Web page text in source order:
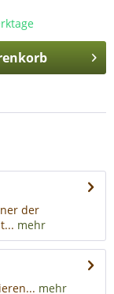
der
mehr
mehr